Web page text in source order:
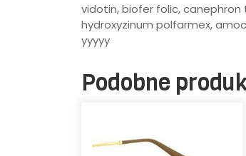
vidotin, biofer folic,
hydroxyzinum polfarmex,
yyyyy
Podobne